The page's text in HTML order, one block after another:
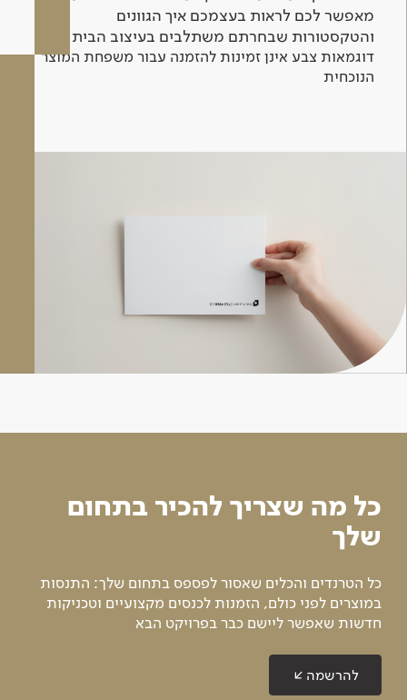
מאפשר לכם לראות בעצמכם איך הגוונים
והטקסטורות שבחרתם משתלבים בעיצוב הבית.
דוגמאות צבע אינן זמינות להזמנה עבור משפחת המוצר
הנוכחית
כל מה שצריך להכיר בתחום
שלך
כל הטרנדים והכלים שאסור לפספס בתחום שלך: התנסות
במוצרים לפני כולם, הזמנות לכנסים מקצועיים וטכניקות
חדשות שאפשר ליישם כבר בפרויקט הבא
להרשמה